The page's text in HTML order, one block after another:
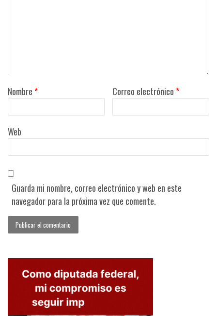
Nombre * Correo electrónico *
Web
Guarda mi nombre, correo electrónico y web en este
navegador para la próxima vez que comente.